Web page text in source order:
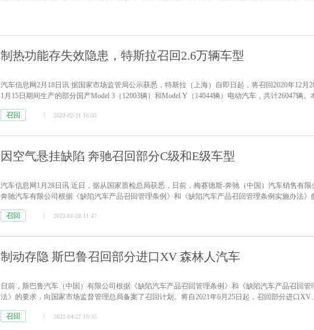
制热功能存失效隐患，特斯拉召回2.6万辆车型
汽车信息网2月18日讯 据国家市场监管局公示获悉，特斯拉（上海）自即日起，将召回2020年12月
1月15日期间生产的部分国产Model 3（12003辆）和Model Y（14044辆）电动汽车，共计26047辆。
期可能造成阀门部分开启，热泵压缩机停止工...
召回 2022-02-21 16:05
因空气悬挂缺陷 奔驰召回部分C级和E级车型
汽车信息网1月28日讯 近日，据从国家质检总局获悉，日前，梅赛德斯-奔驰（中国）汽车销售有限
奔驰汽车有限公司根据《缺陷汽车产品召回管理条例》和《缺陷汽车产品召回管理条例实施办法》
期间，由梅赛德斯-奔驰和北京奔驰制造的C级、E级轿车，共计385台。召回原因：这次正式...
召回 2022-01-28 11:47
制动存隐 斯巴鲁召回部分进口XV 森林人汽车
日前，斯巴鲁汽车（中国）有限公司根据《缺陷汽车产品召回管理条例》和《缺陷汽车产品召回管
法》的要求，向国家市场监督管理总局备案了召回计划。将自2021年6月25日起，召回部分进口XV
列汽车，共计7873辆。（二）2018年9月3日至2019年5月31日...
召回 2021-04-27 16:35